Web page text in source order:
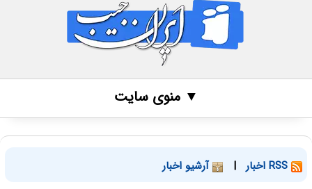
▼ منوی سایت
| آرشیو اخبار